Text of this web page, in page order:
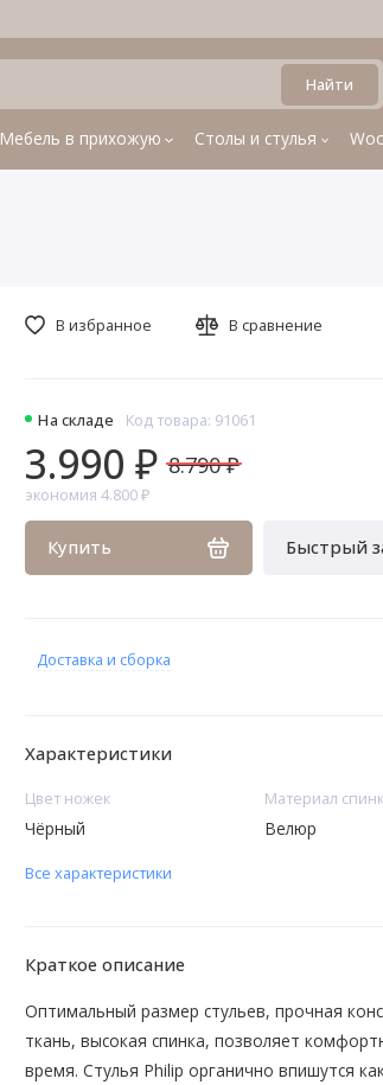
Найти
Мебель в прихожую Столы и стулья
На складе Код товара: 91061
3.990 ₽ 8.790 ₽
экономия 4.800 ₽
Купить Быстрый
В избранное В сравнение
Доставка и сборка
Характеристики
Цвет ножек
Чёрный
Материал
Велюр
Все характеристики
Краткое описание
Оптимальный размер стульев, прочная
ткань, высокая спинка, позволяет
время. Стулья Philip органично впишутся